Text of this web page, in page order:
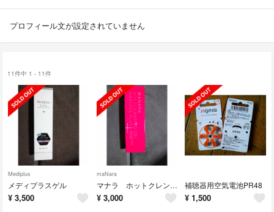
プロフィール文が設定されていません
11件中 1 - 11件
Mediplus
メディプラスゲル
¥ 3,500
maNara
マナラ ホットクレンジングゲル
¥ 3,000
補聴器用空気電池PR48
¥ 1,500